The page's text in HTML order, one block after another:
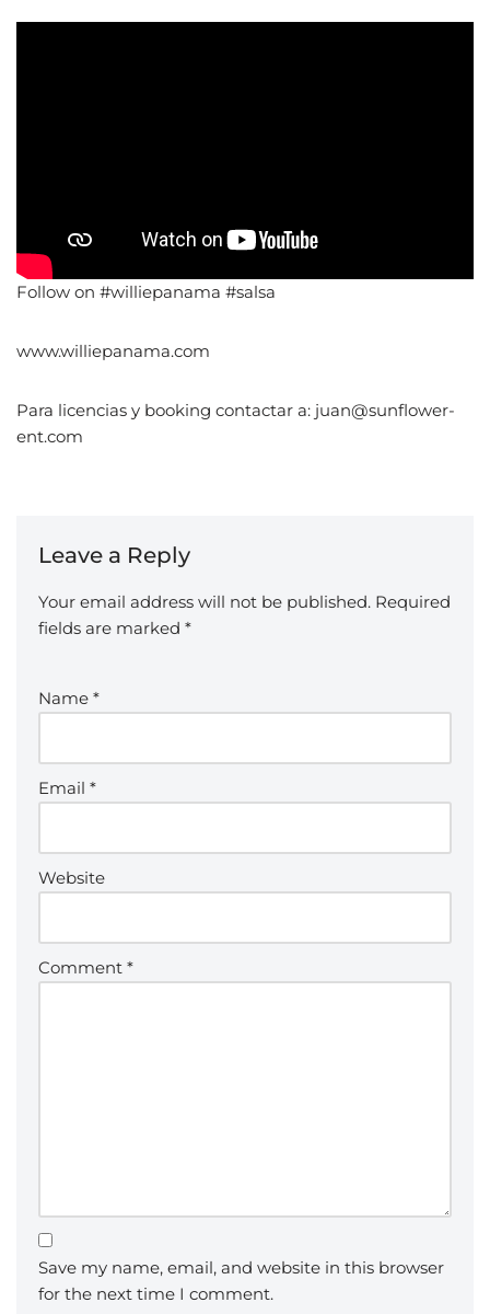
Follow on #williepanama #salsa
www.williepanama.com
Para licencias y booking contactar a: juan@sunflower-
ent.com
Leave a Reply
Your email address will not be published. Required
fields are marked *
Name *
Email *
Website
Comment *
Save my name, email, and website in this browser
for the next time I comment.